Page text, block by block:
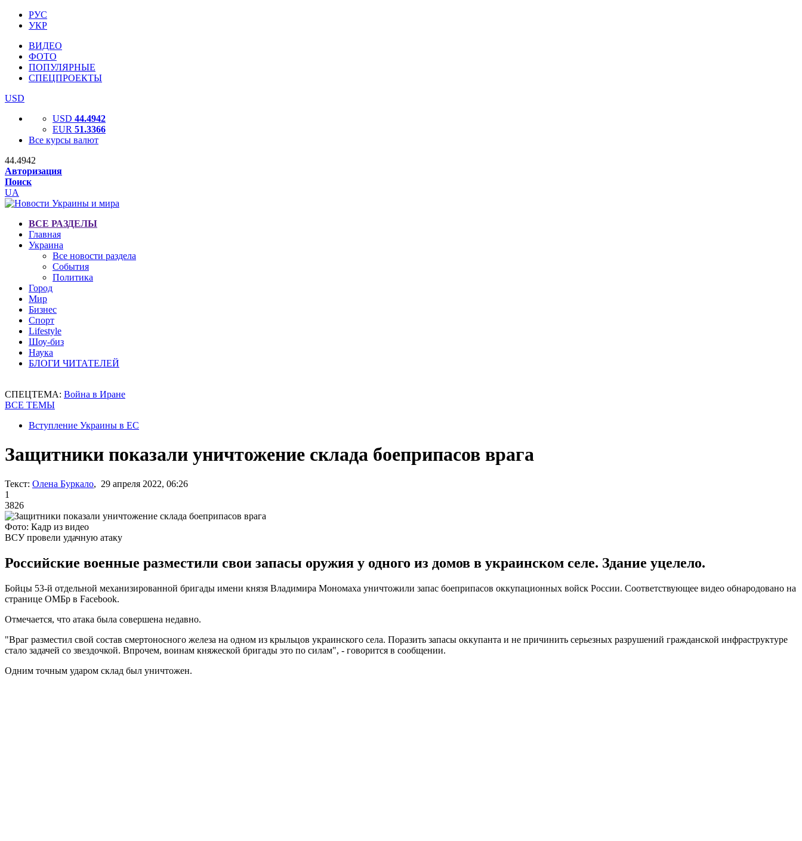
РУС
УКР
ВИДЕО
ФОТО
ПОПУЛЯРНЫЕ
СПЕЦПРОЕКТЫ
USD
USD 44.4942
EUR 51.3366
Все курсы валют
44.4942
Авторизация
Поиск
UA
ВСЕ РАЗДЕЛЫ
Главная
Украина
Все новости раздела
События
Политика
Город
Мир
Бизнес
Спорт
Lifestyle
Шоу-биз
Наука
БЛОГИ ЧИТАТЕЛЕЙ
СПЕЦТЕМА: Война в Иране
ВСЕ ТЕМЫ
Вступление Украины в ЕС
Защитники показали уничтожение склада боеприпасов врага
Текст: Олена Буркало, 29 апреля 2022, 06:26
1
3826
Фото: Кадр из видео
ВСУ провели удачную атаку
Российские военные разместили свои запасы оружия у одного из домов в украинском селе. Здание уцелело.
Бойцы 53-й отдельной механизированной бригады имени князя Владимира Мономаха уничтожили запас боеприпасов оккупационных войск России. Соответствующее видео обнародовано на
странице ОМБр в Facebook.
Отмечается, что атака была совершена недавно.
"Враг разместил свой состав смертоносного железа на одном из крыльцов украинского села. Поразить запасы оккупанта и не причинить серьезных разрушений гражданской инфраструктуре
стало задачей со звездочкой. Впрочем, воинам княжеской бригады это по силам", - говорится в сообщении.
Одним точным ударом склад был уничтожен.